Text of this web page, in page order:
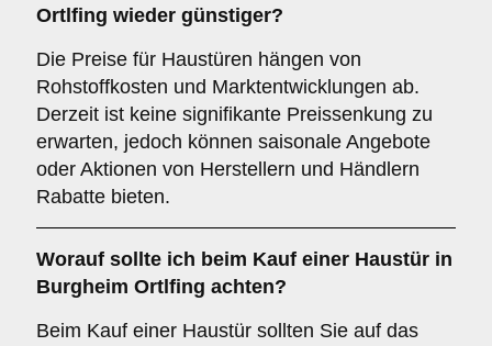
Ortlfing wieder günstiger?
Die Preise für Haustüren hängen von
Rohstoffkosten und Marktentwicklungen ab.
Derzeit ist keine signifikante Preissenkung zu
erwarten, jedoch können saisonale Angebote
oder Aktionen von Herstellern und Händlern
Rabatte bieten.
Worauf sollte ich beim Kauf einer Haustür in
Burgheim Ortlfing achten?
Beim Kauf einer Haustür sollten Sie auf das